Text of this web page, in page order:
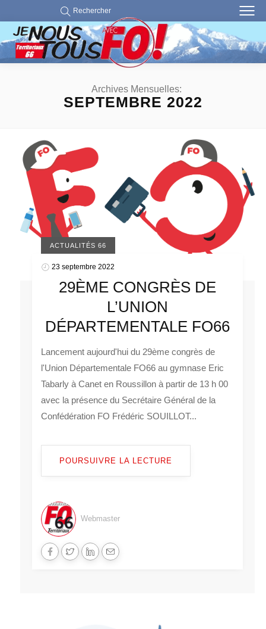
Rechercher
Archives Mensuelles:
SEPTEMBRE 2022
ACTUALITÉS 66
23 septembre 2022
29ÈME CONGRÈS DE
L’UNION
DÉPARTEMENTALE FO66
Lancement aujourd'hui du 29ème congrès de
l'Union Départementale FO66 au gymnase Eric
Tabarly à Canet en Roussillon à partir de 13 h 00
avec la présence du Secrétaire Général de la
Confédération FO Frédéric SOUILLOT...
POURSUIVRE LA LECTURE
Webmaster